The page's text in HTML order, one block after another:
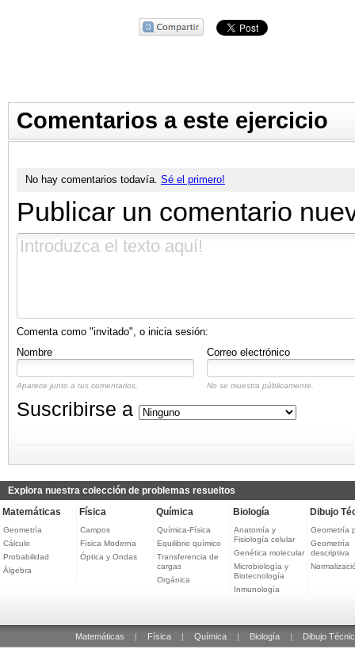
Comentarios a este ejercicio
No hay comentarios todavía. Sé el primero!
Publicar un comentario
Comenta como "invitado", o inicia sesión:
Nombre
Correo electrónico
Aparece junto a tus comentarios. No se muestra públicamente.
Suscribirse a
Explora nuestra colección de problemas resueltos
Matemáticas
Geometría
Cálculo
Probabilidad
Álgebra
Física
Campos
Física Moderna
Óptica y Ondas
Química
Química-Física
Equilibrio químico
Transferencia de
cargas
Orgánica
Biología
Anatomía y
Fisiología celular
Genética molecular
Microbiología y
Biotecnología
Inmunología
Dibujo
Geometría
Geometría
descriptiva
Matemáticas Física Química Biología Dibujo